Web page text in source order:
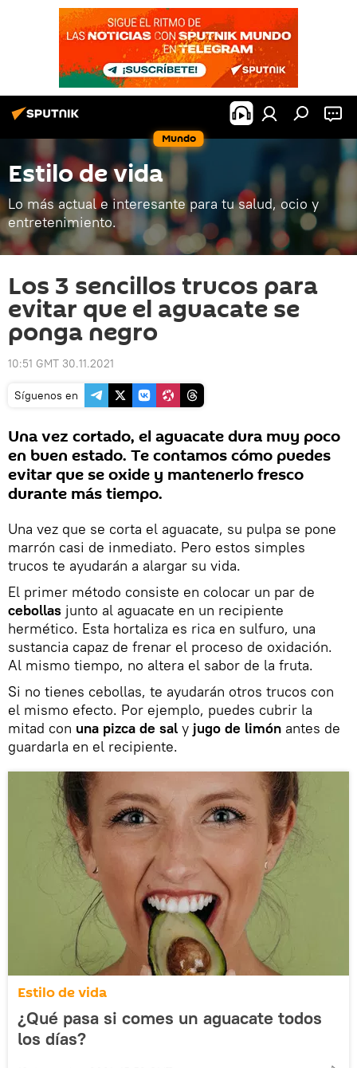
Mundo
Estilo de vida
Lo más actual e interesante para tu salud, ocio y
entretenimiento.
Los 3 sencillos trucos para
evitar que el aguacate se
ponga negro
10:51 GMT 30.11.2021
Síguenos en
Una vez cortado, el aguacate dura muy poco
en buen estado. Te contamos cómo puedes
evitar que se oxide y mantenerlo fresco
durante más tiempo.
Una vez que se corta el aguacate, su pulpa se pone
marrón casi de inmediato. Pero estos simples
trucos te ayudarán a alargar su vida.
El primer método consiste en colocar un par de
cebollas junto al aguacate en un recipiente
hermético. Esta hortaliza es rica en sulfuro, una
sustancia capaz de frenar el proceso de oxidación.
Al mismo tiempo, no altera el sabor de la fruta.
Si no tienes cebollas, te ayudarán otros trucos con
el mismo efecto. Por ejemplo, puedes cubrir la
mitad con una pizca de sal y jugo de limón antes de
guardarla en el recipiente.
Estilo de vida
¿Qué pasa si comes un aguacate todos
los días?